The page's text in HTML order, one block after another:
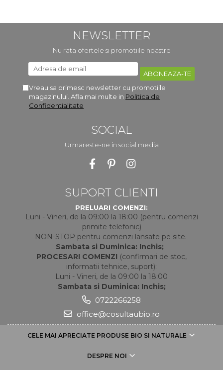
NEWSLETTER
Nu rata ofertele si promotiile noastre
Vreau sa primesc newsletter cu promotiile
magazinului. Afla mai multe in Politica de
Confidentialitate
SOCIAL
Urmareste-ne in social media
SUPORT CLIENTI
PRELUARI COMENZI:
Luni - Vineri, de la 09:00 la 18:00 (pentru comenzi
primite telefonic)
NON-STOP pentru comenzi lansate pe site.
Sambata si Duminica: Inchis;
PROCESARI COMENZI (confirmari de stoc,
informatii tehnice, suport):
Luni - Vineri, de la 09:00 la 18:00
Sambata si Duminica: Inchis;
0722266258
office@cosultaubio.ro
CELE MAI APRECIATE PRODUSE BIO SI NATURALE
DESPRE NOI